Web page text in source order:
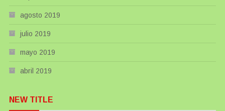
agosto 2019
julio 2019
mayo 2019
abril 2019
NEW TITLE